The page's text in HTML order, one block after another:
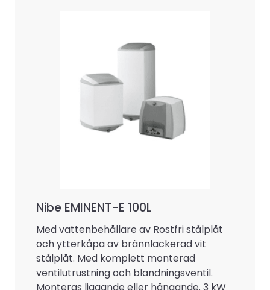
Nibe EMINENT-E 100L
Med vattenbehållare av Rostfri stålplåt
och ytterkåpa av brännlackerad vit
stålplåt. Med komplett monterad
ventilutrustning och blandningsventil.